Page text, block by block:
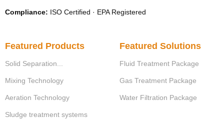
Compliance: ISO Certified · EPA Registered
Featured Products
Solid Separation...
Mixing Technology
Aeration Technology
Sludge treatment systems
Featured Solutions
Fluid Treatment Package
Gas Treatment Package
Water Filtration Package